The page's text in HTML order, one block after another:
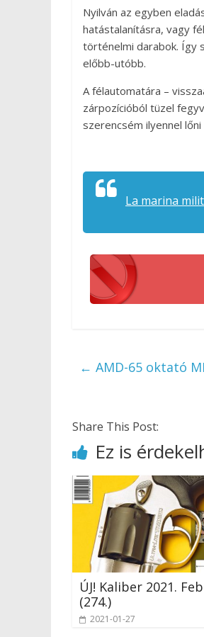
Nyilván az egyben
hatástalanításra, vagy
történelmi darabok. Így
előbb-utóbb.
A félautomatára –
zárpozícióból tüzel
szerencsém ilyennel
La marina
← AMD-65 oktató
Share This Post:
Ez is
ÚJ! Kaliber 2021.
(274.)
2021-01-27